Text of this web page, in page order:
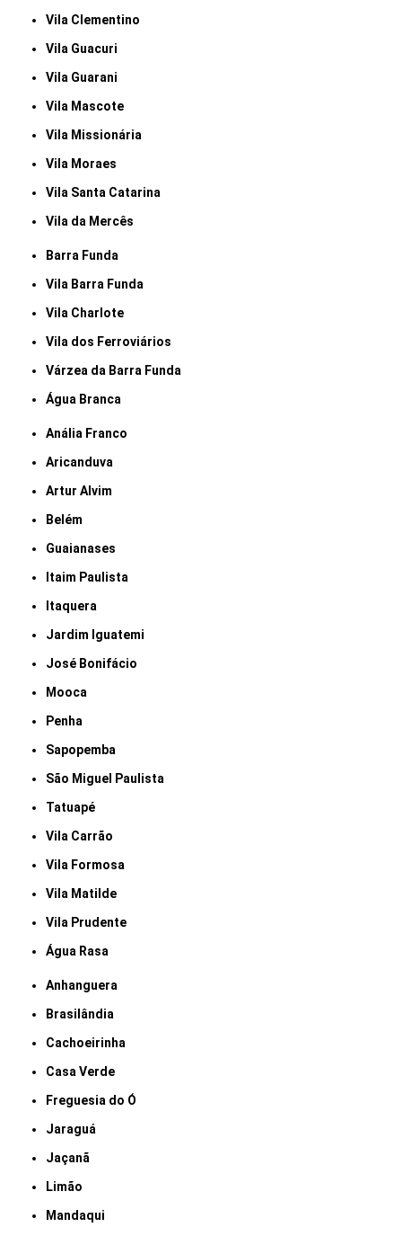
Vila Clementino
Vila Guacuri
Vila Guarani
Vila Mascote
Vila Missionária
Vila Moraes
Vila Santa Catarina
Vila da Mercês
Barra Funda
Vila Barra Funda
Vila Charlote
Vila dos Ferroviários
Várzea da Barra Funda
Água Branca
Anália Franco
Aricanduva
Artur Alvim
Belém
Guaianases
Itaim Paulista
Itaquera
Jardim Iguatemi
José Bonifácio
Mooca
Penha
Sapopemba
São Miguel Paulista
Tatuapé
Vila Carrão
Vila Formosa
Vila Matilde
Vila Prudente
Água Rasa
Anhanguera
Brasilândia
Cachoeirinha
Casa Verde
Freguesia do Ó
Jaraguá
Jaçanã
Limão
Mandaqui